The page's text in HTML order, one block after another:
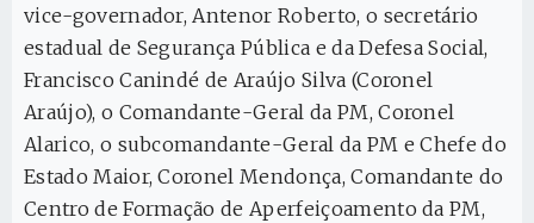
vice-governador, Antenor Roberto, o secretário
estadual de Segurança Pública e da Defesa Social,
Francisco Canindé de Araújo Silva (Coronel
Araújo), o Comandante-Geral da PM, Coronel
Alarico, o subcomandante-Geral da PM e Chefe do
Estado Maior, Coronel Mendonça, Comandante do
Centro de Formação de Aperfeiçoamento da PM,